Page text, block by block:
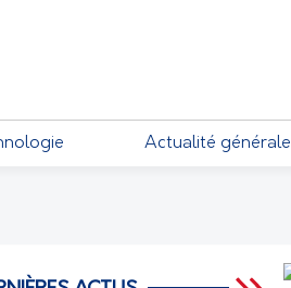
Actualité générale